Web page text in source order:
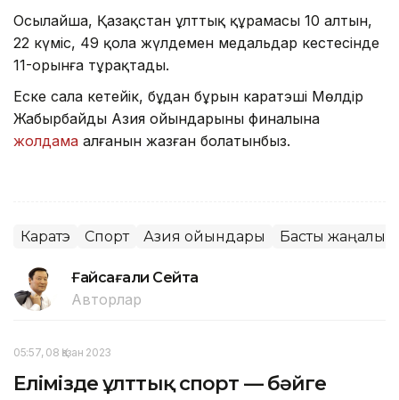
Осылайша, Қазақстан ұлттық құрамасы 10 алтын,
22 күміс, 49 қола жүлдемен медальдар кестесінде
11-орынға тұрақтады.
Еске сала кетейік, бұдан бұрын каратэші Мөлдір
Жаңбырбайдың Азия ойындарының финалына
жолдама алғанын жазған болатынбыз.
Каратэ Спорт Азия ойындары Басты жаңалық
Ғайсағали Сейтақ
Авторлар
05:57, 08 Қазан 2023
Елімізде ұлттық спорт — бәйге